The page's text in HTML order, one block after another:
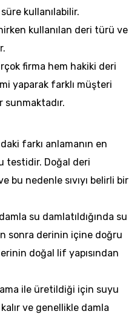
kullanılabilir.
kullanılan deri türü ve
firma hem hakiki deri
yaparak farklı müşteri
farkı anlamanın en
testidir. Doğal deri
bu nedenle sıvıyı belirli bir
su damlatıldığında su
sonra derinin içine doğru
doğal lif yapısından
ile üretildiği için suyu
ve genellikle damla